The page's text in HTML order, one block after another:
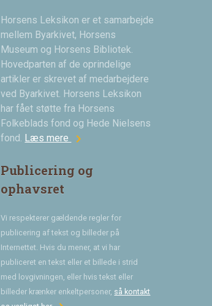
Horsens Leksikon er et samarbejde
mellem Byarkivet, Horsens
Museum og Horsens Bibliotek.
Hovedparten af de oprindelige
artikler er skrevet af medarbejdere
ved Byarkivet. Horsens Leksikon
har fået støtte fra Horsens
Folkeblads fond og Hede Nielsens
fond. Læs mere chevron_right
Publicering og
ophavsret
Vi respekterer gældende regler for
publicering af tekst og billeder på
Internettet. Hvis du mener, at vi har
publiceret en tekst eller et billede i strid
med lovgivningen, eller hvis tekst eller
billeder krænker enkeltpersoner, så kontakt